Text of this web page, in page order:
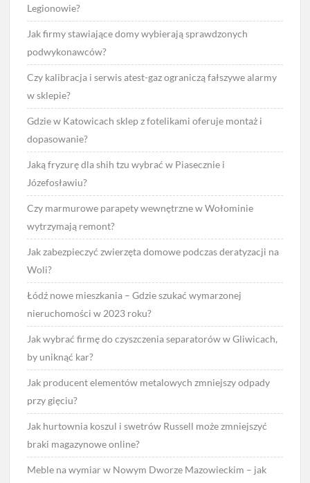
Legionowie?
Jak firmy stawiające domy wybierają sprawdzonych
podwykonawców?
Czy kalibracja i serwis atest-gaz ograniczą fałszywe alarmy
w sklepie?
Gdzie w Katowicach sklep z fotelikami oferuje montaż i
dopasowanie?
Jaką fryzurę dla shih tzu wybrać w Piasecznie i
Józefosławiu?
Czy marmurowe parapety wewnętrzne w Wołominie
wytrzymają remont?
Jak zabezpieczyć zwierzęta domowe podczas deratyzacji na
Woli?
Łódź nowe mieszkania – Gdzie szukać wymarzonej
nieruchomości w 2023 roku?
Jak wybrać firmę do czyszczenia separatorów w Gliwicach,
by uniknąć kar?
Jak producent elementów metalowych zmniejszy odpady
przy gięciu?
Jak hurtownia koszul i swetrów Russell może zmniejszyć
braki magazynowe online?
Meble na wymiar w Nowym Dworze Mazowieckim – jak